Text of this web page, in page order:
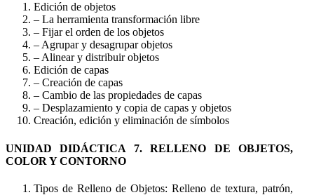
Edición de objetos
– La herramienta transformación libre
– Fijar el orden de los objetos
– Agrupar y desagrupar objetos
– Alinear y distribuir objetos
Edición de capas
– Creación de capas
– Cambio de las propiedades de capas
– Desplazamiento y copia de capas y objetos
Creación, edición y eliminación de símbolos
UNIDAD DIDÁCTICA 7. RELLENO DE OBJETOS,
COLOR Y CONTORNO
Tipos de Relleno de Objetos: Relleno de textura, patrón,